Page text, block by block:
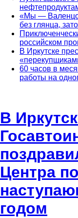
«Мы —
без глянца,
российском
В Иркутске
60 часов в
работы на
В
Центра
годом